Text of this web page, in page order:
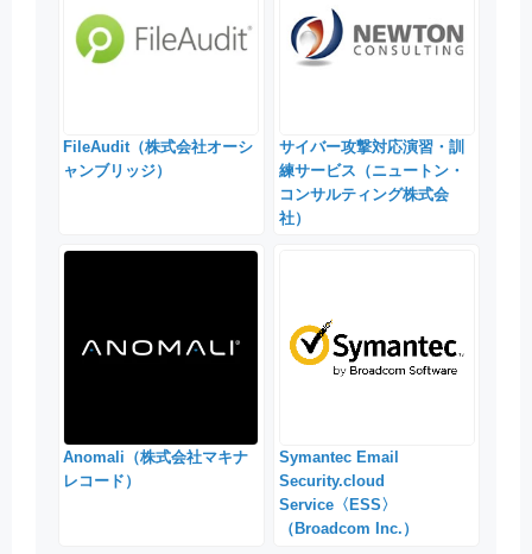
FileAudit（株式会社オーシ
ャンブリッジ）
サイバー攻撃対応演習・訓
練サービス（ニュートン・
コンサルティング株式会
社）
Anomali（株式会社マキナ
レコード）
Symantec Email
Security.cloud
Service〈ESS〉
（Broadcom Inc.）